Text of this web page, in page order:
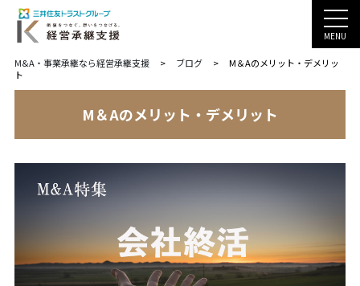
MENU
M&A・事業承継なら経営承継支援 > ブログ >
M＆Aのメリット・デメリッ
ト
M＆Aのメリット・デメリット